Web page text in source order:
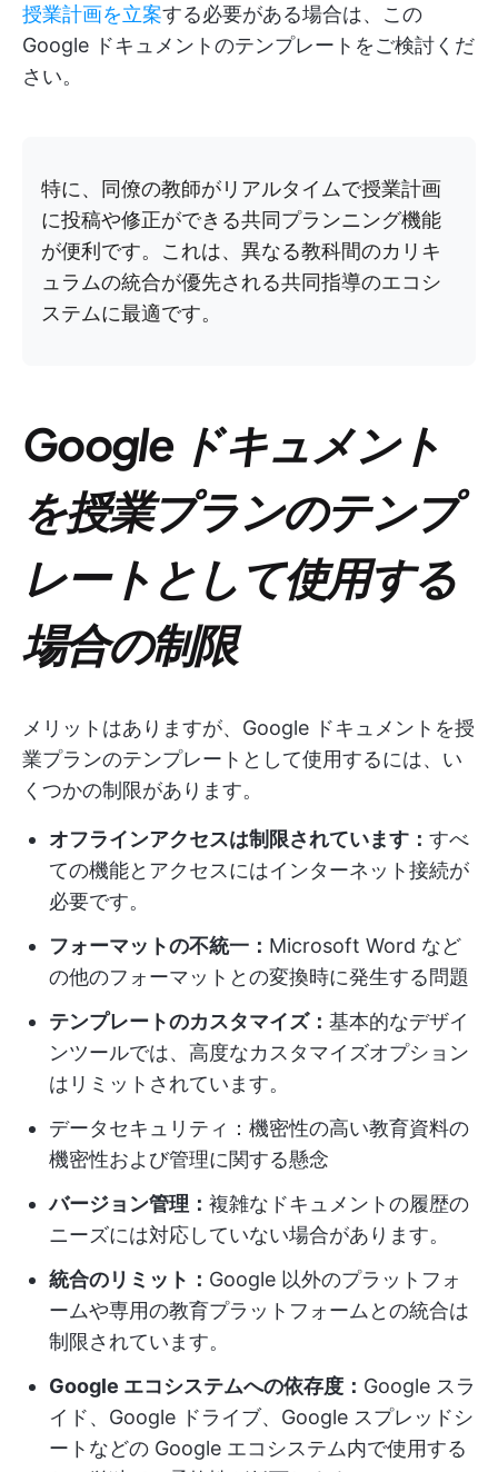
授業計画を立案する必要がある場合は、この
Google ドキュメントのテンプレートをご検討くだ
さい。
特に、同僚の教師がリアルタイムで授業計画
に投稿や修正ができる共同プランニング機能
が便利です。これは、異なる教科間のカリキ
ュラムの統合が優先される共同指導のエコシ
ステムに最適です。
Google ドキュメント
を授業プランのテンプ
レートとして使用する
場合の制限
メリットはありますが、Google ドキュメントを授
業プランのテンプレートとして使用するには、い
くつかの制限があります。
オフラインアクセスは制限されています： すべ
ての機能とアクセスにはインターネット接続が
必要です。
フォーマットの不統一： Microsoft Word など
の他のフォーマットとの変換時に発生する問題
テンプレートのカスタマイズ： 基本的なデザイ
ンツールでは、高度なカスタマイズオプション
はリミットされています。
データセキュリティ：機密性の高い教育資料の
機密性および管理に関する懸念
バージョン管理： 複雑なドキュメントの履歴の
ニーズには対応していない場合があります。
統合のリミット： Google 以外のプラットフォ
ームや専用の教育プラットフォームとの統合は
制限されています。
Google エコシステムへの依存度： Google スラ
イド、Google ドライブ、Google スプレッドシ
ートなどの Google エコシステム内で使用する